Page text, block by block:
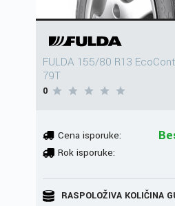
FULDA 155/80 R13
79T
0
Cena isporuke:
Rok isporuke:
RASPOLOŽIVA KOLIČINA